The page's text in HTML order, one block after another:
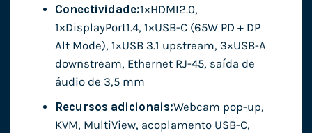
Conectividade:1×HDMI2.0,
1×DisplayPort1.4, 1×USB-C (65W PD + DP
Alt Mode), 1×USB 3.1 upstream, 3×USB-A
downstream, Ethernet RJ-45, saída de
áudio de 3,5 mm
Recursos adicionais:Webcam pop-up,
KVM, MultiView, acoplamento USB-C,